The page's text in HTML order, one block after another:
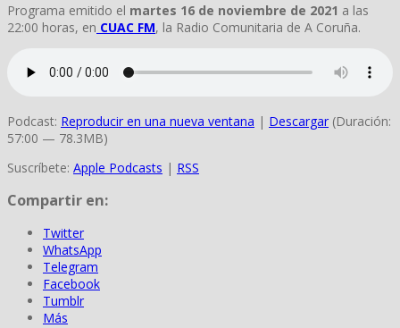
Programa emitido el martes 16 de noviembre de 2021 a las
22:00 horas, en CUAC FM, la Radio Comunitaria de A Coruña.
Podcast: Reproducir en una nueva ventana | Descargar (Duración:
57:00 — 78.3MB)
Suscríbete: Apple Podcasts | RSS
Compartir en:
Twitter
WhatsApp
Telegram
Facebook
Tumblr
Más